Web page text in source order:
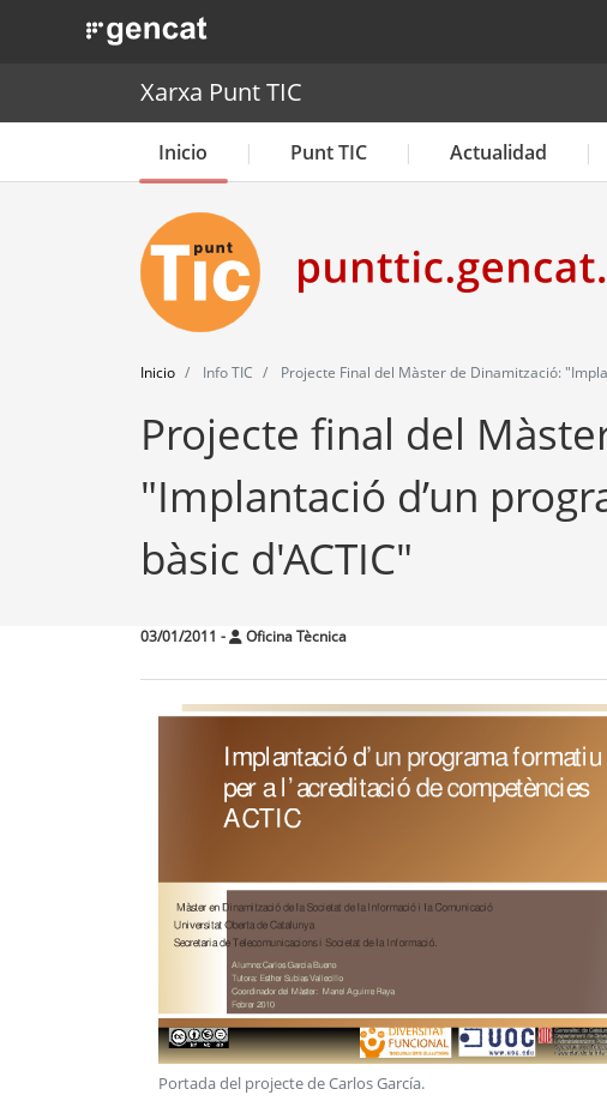
. Obre en una nova finestra.
Xarxa Punt TIC
Inicio Punt TIC Actualidad
Inicio Info TIC Projecte Final del Màster de Dinamització:
Projecte final del
"Implantació d’un
bàsic d'ACTIC"
03/01/2011 - Oficina Tècnica
Portada del projecte de Carlos García.